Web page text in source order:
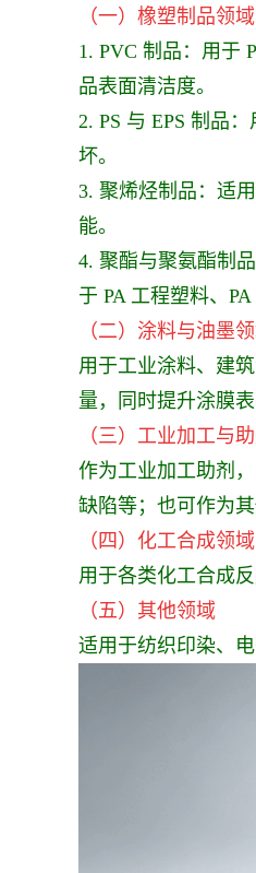
（一）橡塑制品领域
1. PVC 制品：用于
品表面清洁度。
2. PS 与 EPS 制品
坏。
3. 聚烯烃制品：适
能。
4. 聚酯与聚氨酯制
于 PA 工程塑料、
（二）涂料与油墨
用于工业涂料、建
量，同时提升涂膜
（三）工业加工与
作为工业加工助剂
缺陷等；也可作为
（四）化工合成领域
用于各类化工合成
（五）其他领域
适用于纺织印染、